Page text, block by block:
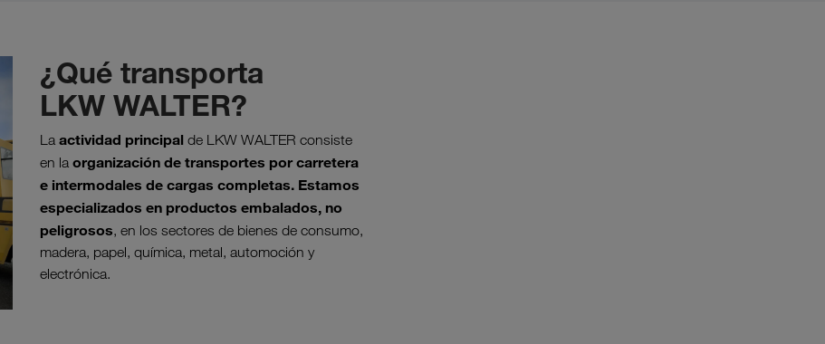
¿Qué transporta
LKW WALTER?
La actividad principal de LKW WALTER consiste
en la organización de transportes por carretera
e intermodales de cargas completas. Estamos
especializados en productos embalados, no
peligrosos, en los sectores de bienes de consumo,
madera, papel, química, metal, automoción y
electrónica.